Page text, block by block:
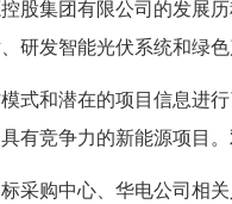
集团有限公司的发展历
研发智能光伏系统和绿
和潜在的项目信息进行
有竞争力的新能源项目
采购中心、华电公司相关